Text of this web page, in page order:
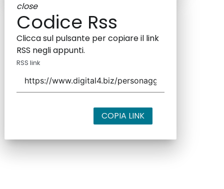
close
Codice Rss
Clicca sul pulsante per copiare il link
RSS negli appunti.
RSS link
COPIA LINK